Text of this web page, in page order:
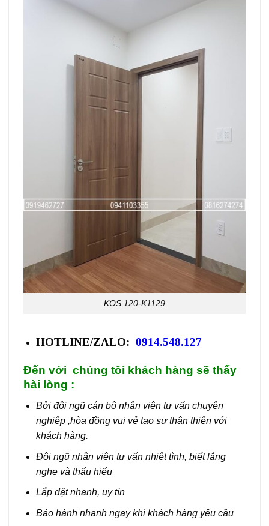
KOS 120-K1129
HOTLINE/ZALO: 0914.548.127
Đến với chúng tôi khách hàng sẽ thấy
hài lòng :
Bởi đội ngũ cán bộ nhân viên tư vấn chuyên
nghiệp ,hòa đồng vui vẻ tạo sự thân thiện với
khách hàng.
Đội ngũ nhân viên tư vấn nhiệt tình, biết lắng
nghe và thấu hiểu
Lắp đặt nhanh, uy tín
Bảo hành nhanh ngay khi khách hàng yêu cầu